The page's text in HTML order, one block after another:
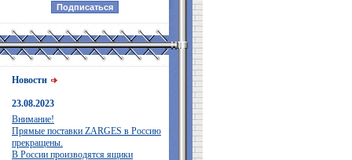
Новости
23.08.2023
Внимание!
Прямые поставки ZARGES в Россию
прекращены.
В России производятся ящики